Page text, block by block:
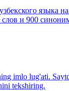
языка
слов и 900
imlo lug'ati.
tekshiring.